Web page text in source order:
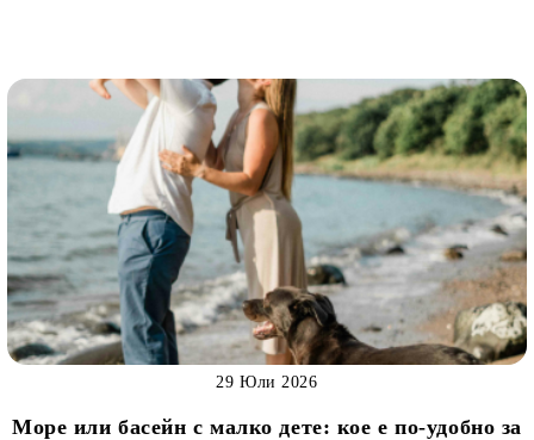
Море или басейн с малко дете: кое е по-удобно за
29 Юли 2026